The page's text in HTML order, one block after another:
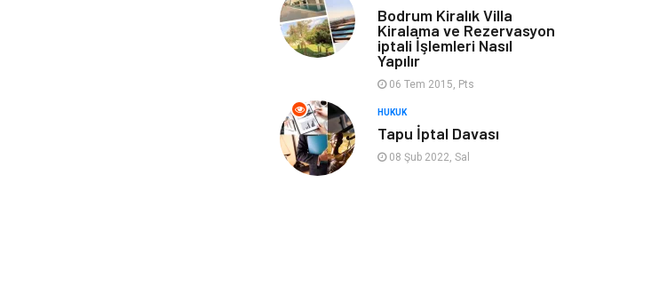
Blogroll Bilet
Cruise Moda
Güzellik
Yurtdışı Turları
Bodrum Kiralık Villa
Kiralama ve Rezervasyon
iptali İşlemleri Nasıl
Yapılır
06 Tem 2015, Pts
HUKUK
Tapu İptal Davası
08 Şub 2022, Sal